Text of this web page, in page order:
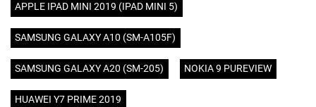
APPLE IPAD MINI 2019 (IPAD MINI 5)
SAMSUNG GALAXY A10 (SM-A105F)
SAMSUNG GALAXY A20 (SM-205) NOKIA 9 PUREVIEW
HUAWEI Y7 PRIME 2019